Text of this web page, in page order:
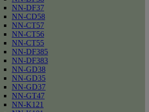
NN-DF37
NN-CD58
NN-CT57
NN-CT56
NN-CT55
NN-DF385
NN-DF383
NN-GD38
NN-GD35
NN-GD37
NN-GT47
NN-K121